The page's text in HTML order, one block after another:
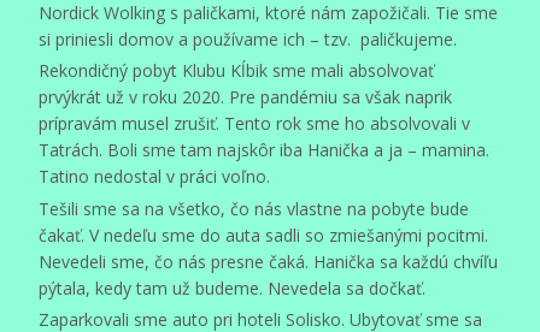
Nordick Wolking s paličkami, ktoré nám zapožičali. Tie sme
si priniesli domov a používame ich – tzv. paličkujeme.
Rekondičný pobyt Klubu Kĺbik sme mali absolvovať
prvýkrát už v roku 2020. Pre pandémiu sa však naprik
prípravám musel zrušiť. Tento rok sme ho absolvovali v
Tatrách. Boli sme tam najskôr iba Hanička a ja – mamina.
Tatino nedostal v práci voľno.
Tešili sme sa na všetko, čo nás vlastne na pobyte bude
čakať. V nedeľu sme do auta sadli so zmiešanými pocitmi.
Nevedeli sme, čo nás presne čaká. Hanička sa každú chvíľu
pýtala, kedy tam už budeme. Nevedela sa dočkať.
Zaparkovali sme auto pri hoteli Solisko. Ubytovať sme sa